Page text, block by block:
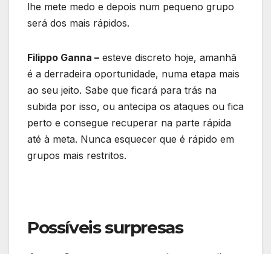
lhe mete medo e depois num pequeno grupo
será dos mais rápidos.
Filippo Ganna – esteve discreto hoje, amanhã
é a derradeira oportunidade, numa etapa mais
ao seu jeito. Sabe que ficará para trás na
subida por isso, ou antecipa os ataques ou fica
perto e consegue recuperar na parte rápida
até à meta. Nunca esquecer que é rápido em
grupos mais restritos.
Possíveis surpresas